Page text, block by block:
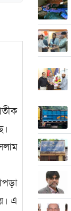
এ